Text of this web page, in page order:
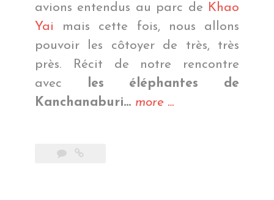
avions entendus au parc de
Khao
Yai mais cette fois, nous allons
pouvoir les côtoyer de très, très
près. Récit de notre rencontre
avec
les éléphantes de
Kanchanaburi… more « Rencontres
…